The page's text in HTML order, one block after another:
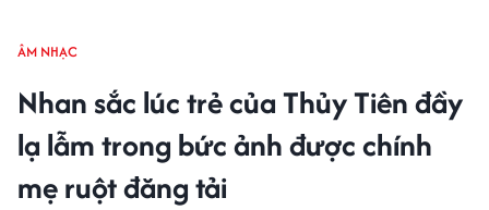
ÂM NHẠC
Nhan sắc lúc trẻ của Thủy Tiên đầy
lạ lẫm trong bức ảnh được chính
mẹ ruột đăng tải